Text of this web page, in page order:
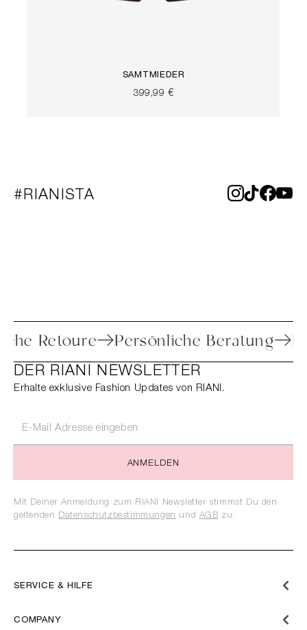
SAMTMIEDER
399,99 €
#RIANISTA
Einfache Retoure Persönliche Beratung
SERVICE & HILFE
COMPANY
DER RIANI NEWSLETTER
Erhalte exklusive Fashion Updates von RIANI.
ANMELDEN
Mit Deiner Anmeldung zum RIANI Newsletter stimmst Du den
geltenden Datenschutzbestimmungen und AGB zu.